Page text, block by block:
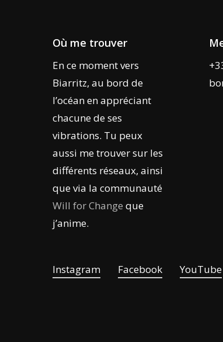
Où me trouver
En ce moment vers
Biarritz, au bord de
l’océan en appréciant
chacune de ses
vibrations. Tu peux
aussi me trouver sur les
différents réseaux, ainsi
que via la communauté
Will for Change que
j’anime.
Instagram Facebook YouTube